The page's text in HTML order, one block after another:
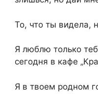
То, что ты видела,
Я люблю только
сегодня в кафе
Я в твоем родном